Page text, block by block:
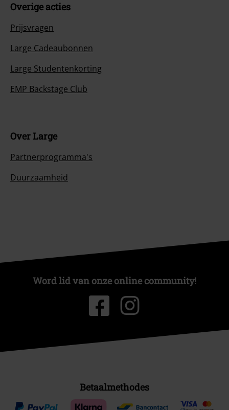
Overige acties
Prijsvragen
Large Cadeaubonnen
Large Studentenkorting
EMP Backstage Club
Over Large
Partnerprogramma's
Duurzaamheid
Word lid van onze online community!
Betaalmethodes